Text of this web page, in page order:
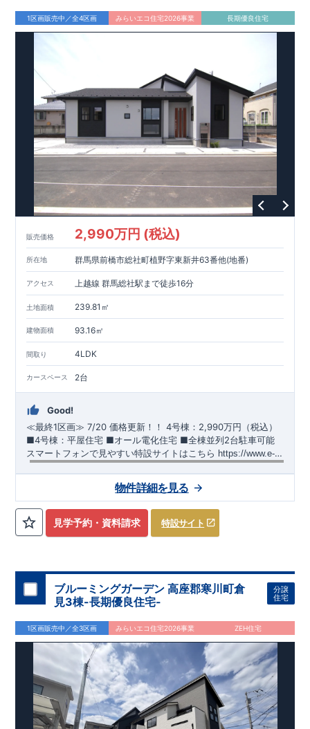
1区画販売中／全4区画 みらいエコ住宅2026事業 長期優良住宅
販売価格 2,990万円 (税込)
所在地 群馬県前橋市総社町植野字東新井63番他(地番)
アクセス 上越線 群馬総社駅まで徒歩16分
土地面積 239.81㎡
建物面積 93.16㎡
間取り 4LDK
カースペース 2台
Good!
≪最終1区画≫ ​7/20 価格更新！！ ​4号棟：2,990万円（税込）
■4号棟：平屋住宅 ​■オール電化住宅 ​■全棟並列2台駐車可能 ​
スマートフォンで見やすい特設サイトはこちら https://www.e-
歩13分（約1030ｍ）
（地盤編） ​地震に強い家づくり（建物編） 地震に強い家づく
り（制震編）
【ブルーミングガーデンが選ばれる理由】
​↓ クリックすると
詳細ページが表示されます ​暮らしを豊かにする空間アイデア
外観デザインへのこだわり メンテナンスリフォーム
お問い合わせ​ 027-320-1238​高崎営業所（定休日：火曜日・水
曜日） 営業時間／9：30～18：30​
GOOD DESIGN AWARD2024 ​ 東栄住宅​は、この度2024年度
グッドデザイン賞を3プロジェクト同時受賞いたしました。
木造住宅用制震ダンパー / 東栄セーフティダンパー 地盤改
良工法 / R-Evolve パイル 宅地開発手法 / 簡単に地図から
見学予約・資料請求 特設サイト
物件詳細を見る
ブルーミングガーデン 高座郡寒川町倉
見3棟-長期優良住宅-
分譲
住宅
1区画販売中／全3区画 みらいエコ住宅2026事業 ZEH住宅